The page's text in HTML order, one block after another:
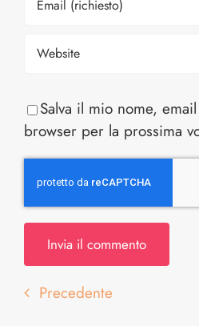
Salva il mio nome,
browser per la prossima
Precedente